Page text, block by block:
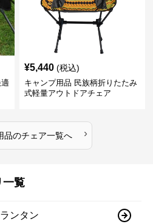
¥5,440 (税込)
キャンプ用品 民族柄折りたたみ
式軽量アウトドアチェア
品のチェア一覧へ ›
一覧
ランタン